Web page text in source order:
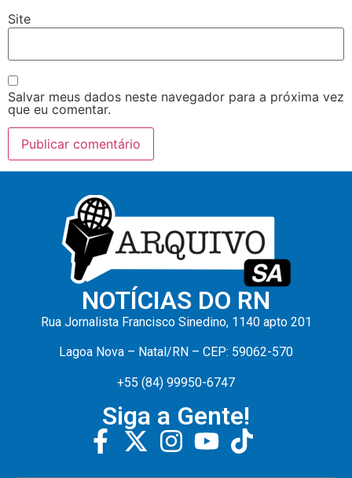
Site
Salvar meus dados neste navegador para a próxima vez
que eu comentar.
NOTÍCIAS DO RN
Rua Jornalista Francisco Sinedino, 1140 apto 201
Lagoa Nova – Natal/RN – CEP: 59062-570
+55 (84) 99950-6747
Siga a Gente!